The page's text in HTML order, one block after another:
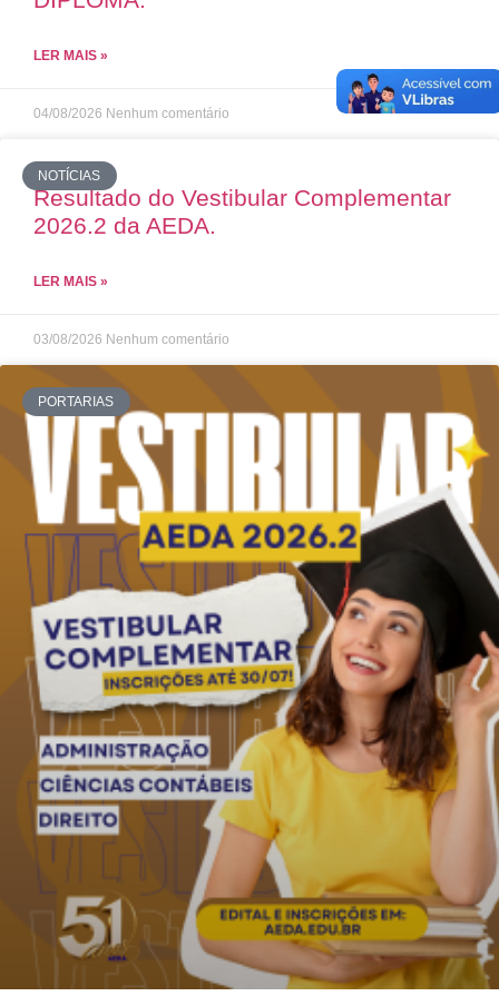
LER MAIS »
04/08/2026 Nenhum comentário
NOTÍCIAS
Resultado do Vestibular Complementar
2026.2 da AEDA.
LER MAIS »
03/08/2026 Nenhum comentário
PORTARIAS